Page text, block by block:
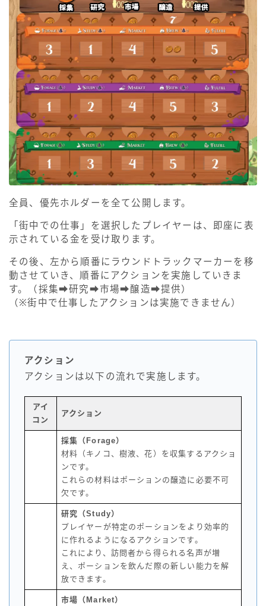
全員、優先ホルダーを全て公開します。
「街中での仕事」を選択したプレイヤーは、即座に表
示されている金を受け取ります。
その後、左から順番にラウンドトラックマーカーを移
動させていき、順番にアクションを実施していきま
す。（採集➡研究➡市場➡醸造➡提供）
（※街中で仕事したアクションは実施できません）
アクション
アクションは以下の流れで実施します。
アイ
コン
アクション
採集（Forage）
材料（キノコ、樹液、花）を収集するアクショ
ンです。
これらの材料はポーションの醸造に必要不可
欠です。
研究（Study）
プレイヤーが特定のポーションをより効率的
に作れるようになるアクションです。
これにより、訪問者から得られる名声が増
え、ポーションを飲んだ際の新しい能力を解
放できます。
市場（Market）